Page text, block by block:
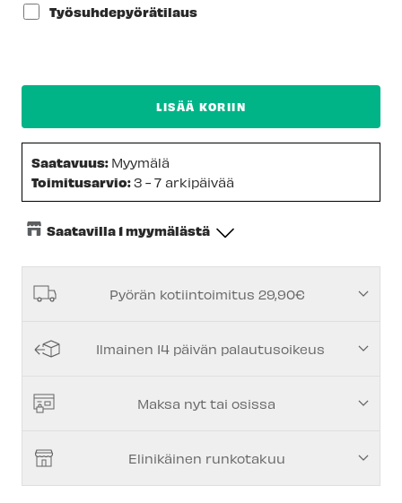
Työsuhdepyörätilaus
LISÄÄ KORIIN
Saatavuus: Myymälä
Toimitusarvio:3 - 7 arkipäivää
Saatavilla 1 myymälästä
Keskusvarasto-Tilapäisesti loppu
Espoon Myymälä- Tilapäisesti loppu
Kuopion myymälä-Tilapäisesti loppu
Imatran myymälä-Tilapäisesti loppu
Pyörän kotiintoimitus 29,90€
Ilmainen 14 päivän palautusoikeus
Maksa nyt tai osissa
Elinikäinen runkotakuu